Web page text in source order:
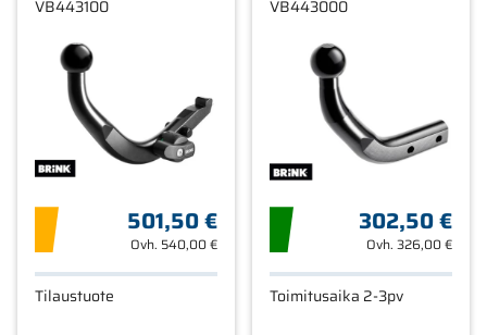
VB443100
501,50 €
Ovh. 540,00 €
Tilaustuote
VB443000
302,50 €
Ovh. 326,00 €
Toimitusaika 2-3pv